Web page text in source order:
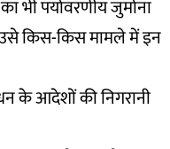
पर्यावरणीय जुर्माना
उसे किस-किस मामले में इन
के आदेशों की निगरानी